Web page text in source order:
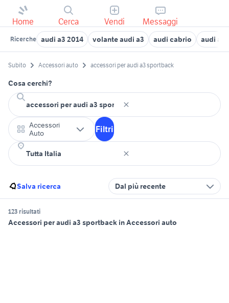
Home Cerca Vendi Messaggi
Ricerche audi a3 2014 volante audi a3 audi cabrio audi a3
Subito Accessori auto accessori per audi a3 sportback
Cosa cerchi?
Accessori
Auto
Filtri
Salva ricerca Dal più recente
123 risultati
Accessori per audi a3 sportback in Accessori auto